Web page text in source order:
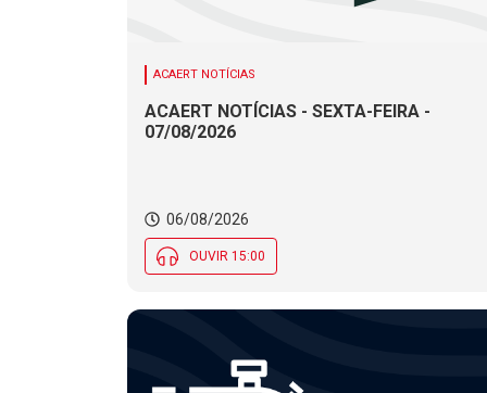
ACAERT NOTÍCIAS
ACAERT NOTÍCIAS - SEXTA-FEIRA -
07/08/2026
06/08/2026
OUVIR 15:00